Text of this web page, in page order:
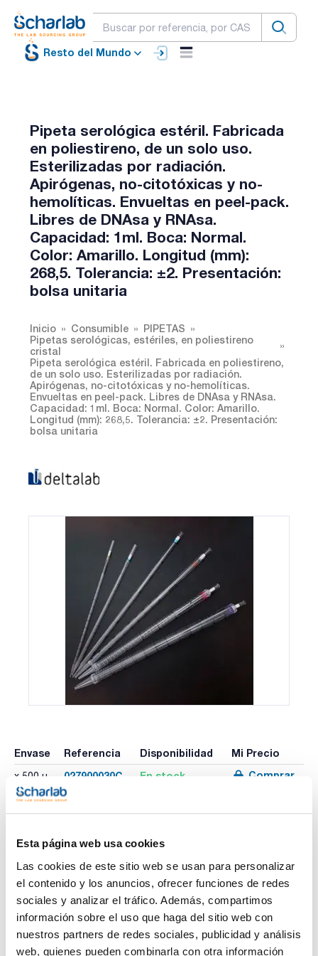
Esta página web usa cookies
Las cookies de este sitio web se usan para personalizar
el contenido y los anuncios, ofrecer funciones de redes
sociales y analizar el tráfico. Además, compartimos
información sobre el uso que haga del sitio web con
nuestros partners de redes sociales, publicidad y análisis
web, quienes pueden combinarla con otra información
Resto del Mundo
Pipeta serológica estéril. Fabricada
en poliestireno, de un solo uso.
Esterilizadas por radiación.
Apirógenas, no-citotóxicas y no-
hemolíticas. Envueltas en peel-pack.
Libres de DNAsa y RNAsa.
Capacidad: 1ml. Boca: Normal.
Color: Amarillo. Longitud (mm):
268,5. Tolerancia: ±2. Presentación:
bolsa unitaria
Inicio Consumible
PIPETAS
Pipetas serológicas, estériles, en poliestireno
cristal
Pipeta serológica estéril. Fabricada en poliestireno,
de un solo uso. Esterilizadas por radiación.
Apirógenas, no-citotóxicas y no-hemolíticas.
Envueltas en peel-pack. Libres de DNAsa y RNAsa.
Capacidad: 1ml. Boca: Normal. Color: Amarillo.
Longitud (mm): 268,5. Tolerancia: ±2. Presentación:
bolsa unitaria
Envase Referencia Disponibilidad Mi Precio
x 500 u. 027900030C En stock Comprar
Imprimir ficha de
Características
Capacidad (ml) : 1
Boca : Normal
Color : Amarillo
Longitud (mm) : 268,5
Tolerancia (%) : ±2
Presentación : Bolsa unitaria
Pack (u.) : 500
Ver más